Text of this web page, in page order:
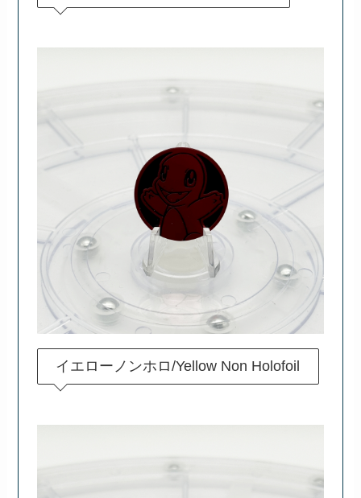
イエローノンホロ/Yellow Non Holofoil